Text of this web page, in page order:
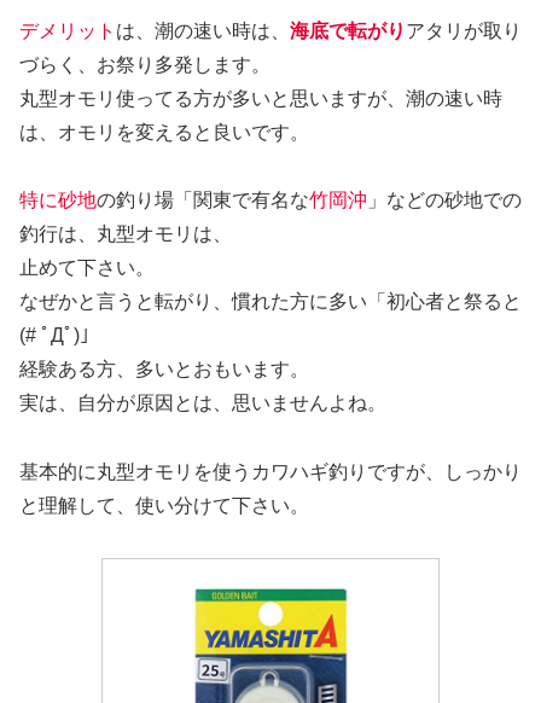
デメリット は、潮の速い時は、 海底で転がり アタリが取り
づらく、お祭り多発します。
丸型オモリ使ってる方が多いと思いますが、潮の速い時
は、オモリを変えると良いです。
特に砂地の釣り場「関東で有名な竹岡沖 」などの砂地での
釣行は、丸型オモリは、
止めて下さい。
なぜかと言うと転がり、慣れた方に多い「初心者と祭ると
(# ﾟДﾟ)」
経験ある方、多いとおもいます。
実は、自分が原因とは、思いませんよね。
基本的に丸型オモリを使うカワハギ釣りですが、しっかり
と理解して、使い分けて下さい。